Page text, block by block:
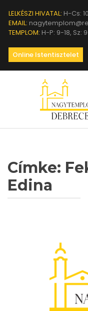
LELKÉSZI HIVATAL: H-Cs:
EMAIL:
TEMPLOM: H-P: 9-18, Sz:
Online Istentisztelet
Címke:
Edina